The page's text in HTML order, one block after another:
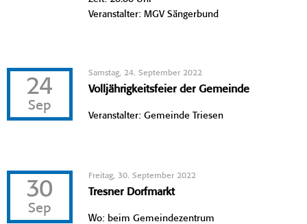
Veranstalter: MGV Sängerbund
24
Sep
Samstag, 24. September 2022
Volljährigkeitsfeier der Gemeinde
Veranstalter: Gemeinde Triesen
30
Sep
Freitag, 30. September 2022
Tresner Dorfmarkt
Wo: beim Gemeindezentrum